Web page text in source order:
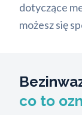
dotyczące
możesz się
co to